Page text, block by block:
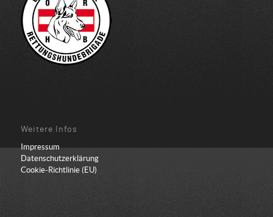
Weitere Infos
Impressum
Datenschutzerklärung
Cookie-Richtlinie (EU)